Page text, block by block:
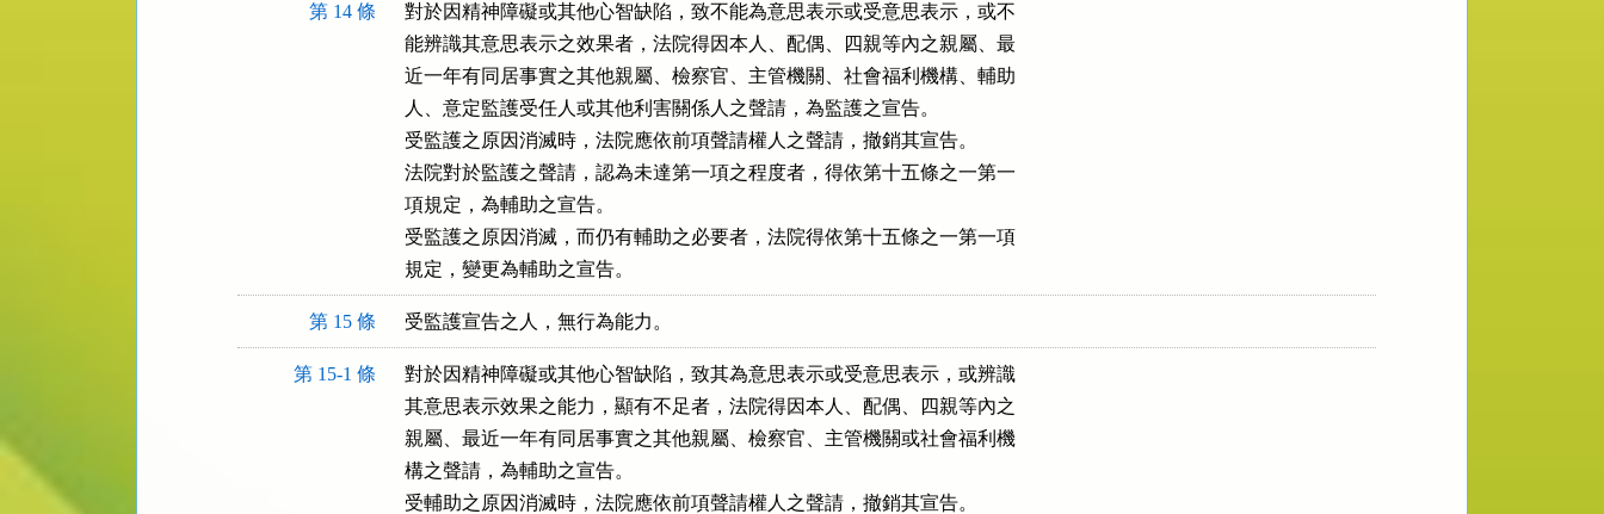
第 14 條
對於因精神障礙或其他心智缺陷，致不能為意思表示或受意思表示，或不
能辨識其意思表示之效果者，法院得因本人、配偶、四親等內之親屬、最
近一年有同居事實之其他親屬、檢察官、主管機關、社會福利機構、輔助
人、意定監護受任人或其他利害關係人之聲請，為監護之宣告。
受監護之原因消滅時，法院應依前項聲請權人之聲請，撤銷其宣告。
法院對於監護之聲請，認為未達第一項之程度者，得依第十五條之一第一
項規定，為輔助之宣告。
受監護之原因消滅，而仍有輔助之必要者，法院得依第十五條之一第一項
規定，變更為輔助之宣告。
第 15 條 受監護宣告之人，無行為能力。
第 15-1 條
對於因精神障礙或其他心智缺陷，致其為意思表示或受意思表示，或辨識
其意思表示效果之能力，顯有不足者，法院得因本人、配偶、四親等內之
親屬、最近一年有同居事實之其他親屬、檢察官、主管機關或社會福利機
構之聲請，為輔助之宣告。
受輔助之原因消滅時，法院應依前項聲請權人之聲請，撤銷其宣告。